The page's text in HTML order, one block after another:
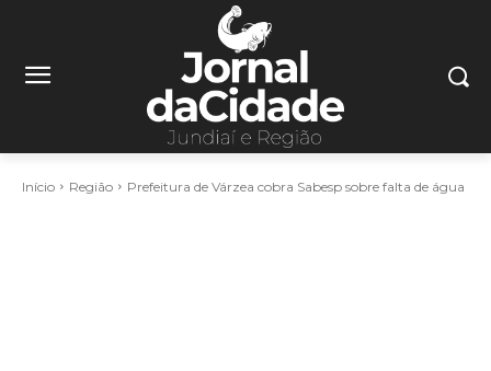
Início Região Prefeitura de Várzea cobra Sabesp sobre falta de água